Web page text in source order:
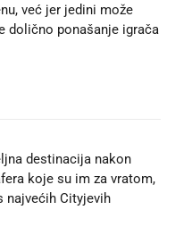
već jer jedini može
dolično ponašanje igrača
destinacija nakon
koje su im za vratom,
najvećih Cityjevih